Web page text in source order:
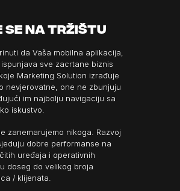
se na tržištu
da Vaša mobilna aplikacija,
sve zacrtane biznis
Marketing Solution izrađuje
nevjerovatne, one ne zbunjuju
im najbolju navigaciju sa
iskustvo.
zanemarujemo nikoga. Razvoj
dobre performanse na
uređaja i operativnih
doseg do velikog broja
/ klijenata.